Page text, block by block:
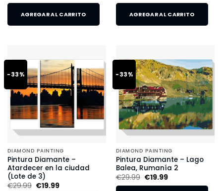
AGREGAR AL CARRITO AGREGAR AL CARRITO
-33%
DIAMOND PAINTING
Pintura Diamante –
Atardecer en la ciudad
(Lote de 3)
€29.99 €19.99
-33%
DIAMOND PAINTING
Pintura Diamante – Lago
Balea, Rumanía 2
€29.99 €19.99